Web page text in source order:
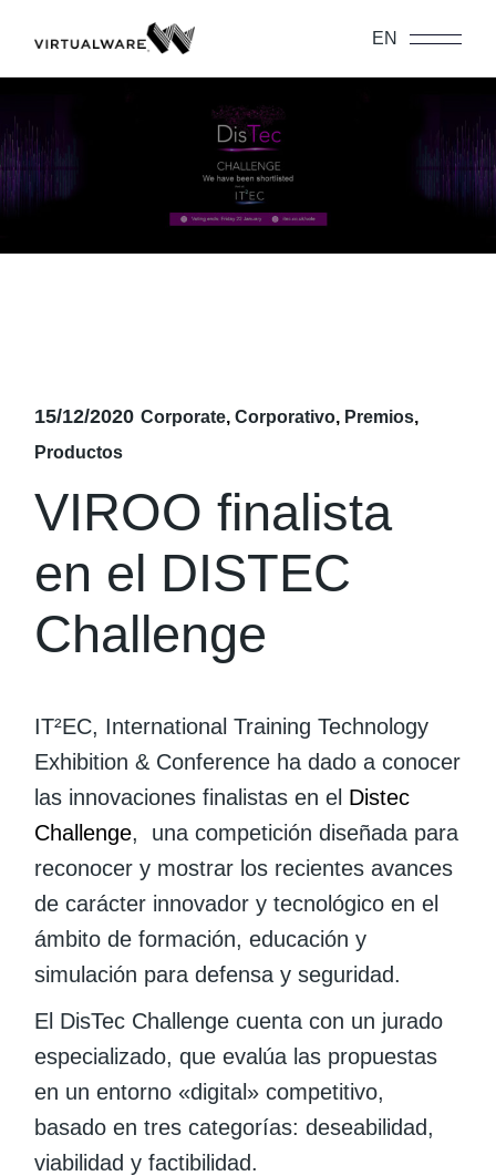
content
EN
15/12/2020 Corporate Corporativo
Premios
Productos
VIROO finalista
en el DISTEC
Challenge
IT²EC, International Training Technology
Exhibition & Conference ha dado a conocer
las innovaciones finalistas en el Distec
Challenge, una competición diseñada para
reconocer y mostrar los recientes avances
de carácter innovador y tecnológico en el
ámbito de formación, educación y
simulación para defensa y seguridad.
El DisTec Challenge cuenta con un jurado
especializado, que evalúa las propuestas
en un entorno «digital» competitivo,
basado en tres categorías: deseabilidad,
viabilidad y factibilidad.